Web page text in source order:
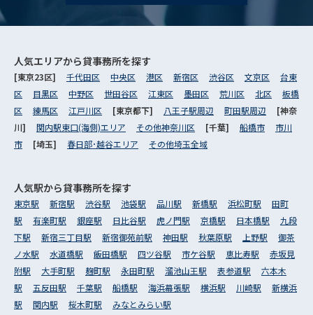
人気エリアから貸事務所を探す
[東京23区] 千代田区 中央区 港区 新宿区 渋谷区 文京区
台東
区
目黒区 中野区 世田谷区 江東区 墨田区 荒川区 北区
板橋
区
練馬区 江戸川区 [東京都下] 八王子駅周辺 町田駅周辺
[神奈
川] 関内駅東口(海側)エリア その他神奈川区 [千葉] 船橋市
市川
市
[埼玉] 春日部･越谷エリア その他埼玉全域
人気駅から貸事務所を探す
東京駅 新宿駅 渋谷駅 池袋駅 品川駅 新橋駅 浜松町駅
田町
駅
有楽町駅 銀座駅 日比谷駅 虎ノ門駅 京橋駅 日本橋駅
九段
下駅
新宿三丁目駅 新宿御苑前駅 神田駅 秋葉原駅 上野駅
御茶
ノ水駅
水道橋駅 飯田橋駅 四ツ谷駅 市ケ谷駅 恵比寿駅
赤坂見
附駅
大手町駅 麹町駅 永田町駅 溜池山王駅 表参道駅
六本木
駅
五反田駅 千葉駅 船橋駅 海浜幕張駅 横浜駅 川崎駅
新横浜
駅
関内駅 桜木町駅 みなとみらい駅